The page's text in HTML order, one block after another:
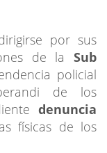
por sus
de la Sub
policial
de los
denuncia
físicas de los